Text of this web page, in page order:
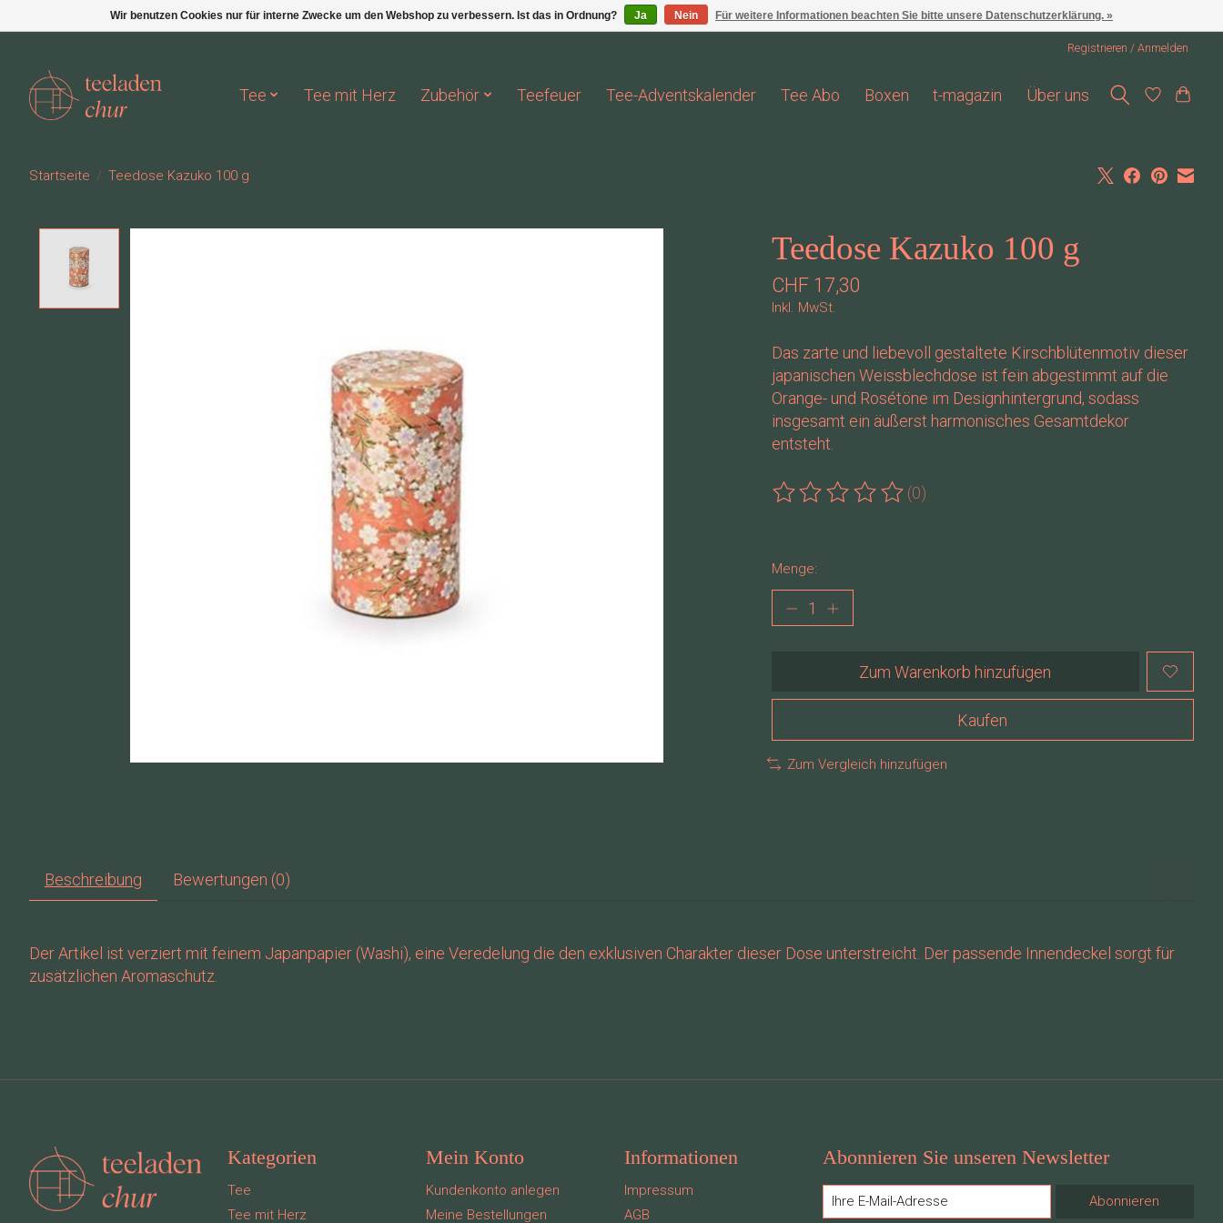
Registrieren / Anmelden
Tee Tee mit Herz Zubehör Teefeuer Tee-Adventskalender Tee Abo Boxen t-magazin Über uns
Startseite / Teedose Kazuko 100 g
Teedose Kazuko 100 g
CHF 17,30
Inkl. MwSt.
Das zarte und liebevoll gestaltete Kirschblütenmotiv dieser
japanischen Weissblechdose ist fein abgestimmt auf die
Orange- und Rosétöne im Designhintergrund, sodass
insgesamt ein äußerst harmonisches Gesamtdekor
entsteht.
Die Bewertung dieses Produkts ist
(0)
Menge:
Zum Warenkorb hinzufügen
Kaufen
Zum Vergleich hinzufügen
Beschreibung Bewertungen (0)
Der Artikel ist verziert mit feinem Japanpapier (Washi), eine Veredelung die den exklusiven Charakter dieser Dose unterstreicht. Der passende Innendeckel sorgt für
zusätzlichen Aromaschutz.
Kategorien
Tee
Tee mit Herz
Mein Konto
Kundenkonto anlegen
Meine Bestellungen
Informationen
Impressum
AGB
Abonnieren Sie unseren Newsletter
Abonnieren
Wir benutzen Cookies nur für interne Zwecke um den Webshop zu verbessern. Ist das in Ordnung? Ja Nein Für weitere Informationen beachten Sie bitte unsere Datenschutzerklärung. »